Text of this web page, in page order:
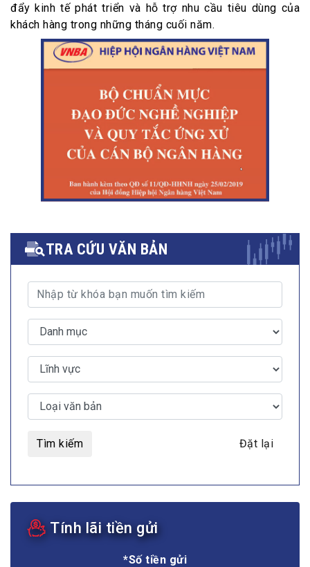
đẩy kinh tế phát triển và hỗ trợ nhu cầu tiêu dùng của
khách hàng trong những tháng cuối năm.
TRA CỨU VĂN BẢN
Tìm kiếm Đặt lại
Tính lãi tiền gửi
*Số tiền gửi